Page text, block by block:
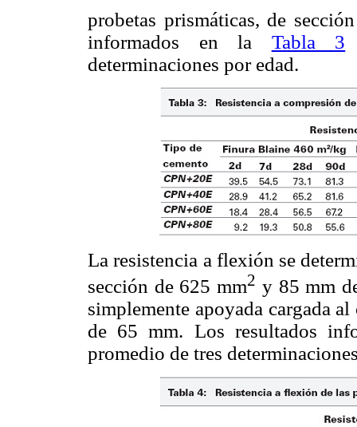
probetas prismáticas, de
informados en la Tabla 3
determinaciones por edad.
La resistencia a flexión se
sección de 625 mm2 y 85 mm
simplemente apoyada cargada
de 65 mm. Los resultados
promedio de tres